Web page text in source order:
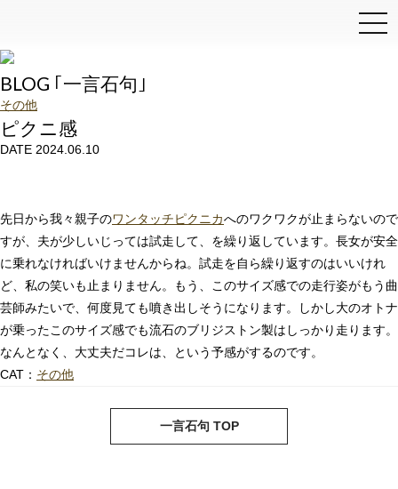
BLOG ｢一言石句｣
その他
ピクニ感
DATE 2024.06.10
先日から我々親子のワンタッチピクニカへのワクワクが止まらないので
すが、夫が少しいじっては試走して、を繰り返しています。長女が安全
に乗れなければいけませんからね。試走を自ら繰り返すのはいいけれ
ど、私の笑いも止まりません。もう、このサイズ感での走行姿がもう曲
芸師みたいで、何度見ても噴き出しそうになります。しかし大のオトナ
が乗ったこのサイズ感でも流石のブリジストン製はしっかり走ります。
なんとなく、大丈夫だコレは、という予感がするのです。
CAT： その他
一言石句 TOP